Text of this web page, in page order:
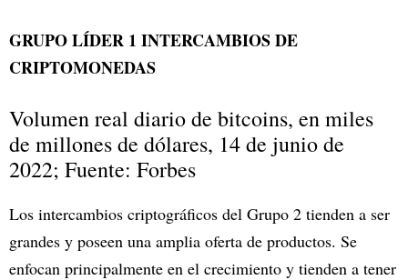
GRUPO LÍDER 1 INTERCAMBIOS DE
CRIPTOMONEDAS
Volumen real diario de bitcoins, en miles
de millones de dólares, 14 de junio de
2022; Fuente: Forbes
Los intercambios criptográficos del Grupo 2 tienden a ser
grandes y poseen una amplia oferta de productos. Se
enfocan principalmente en el crecimiento y tienden a tener